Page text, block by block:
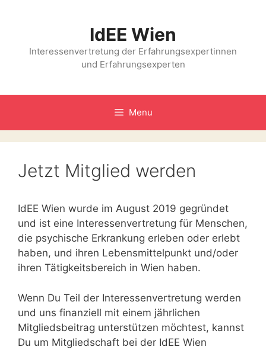
IdEE Wien
Interessenvertretung der Erfahrungsexpertinnen
und Erfahrungsexperten
Menu
Jetzt Mitglied werden
IdEE Wien wurde im August 2019 gegründet
und ist eine Interessenvertretung für Menschen,
die psychische Erkrankung erleben oder erlebt
haben, und ihren Lebensmittelpunkt und/oder
ihren Tätigkeitsbereich in Wien haben.
Wenn Du Teil der Interessenvertretung werden
und uns finanziell mit einem jährlichen
Mitgliedsbeitrag unterstützen möchtest, kannst
Du um Mitgliedschaft bei der IdEE Wien